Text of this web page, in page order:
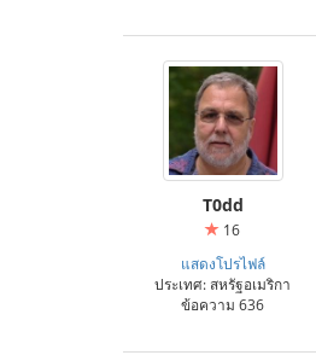
T0dd
16
แสดงโปรไฟล์
ประเทศ: สหรัฐอเมริกา
ข้อความ 636